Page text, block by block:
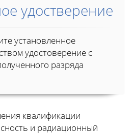
удостверение
установленное
удостоверение с
разряда
квалификации
и радиационный